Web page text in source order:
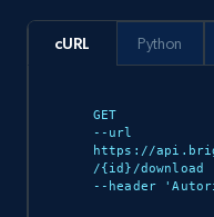
910+ 88+
Ozon.ru products
URL, Sku,
count, Description,
cURL
GET
--url
https://
/{id}/download
--header
Python